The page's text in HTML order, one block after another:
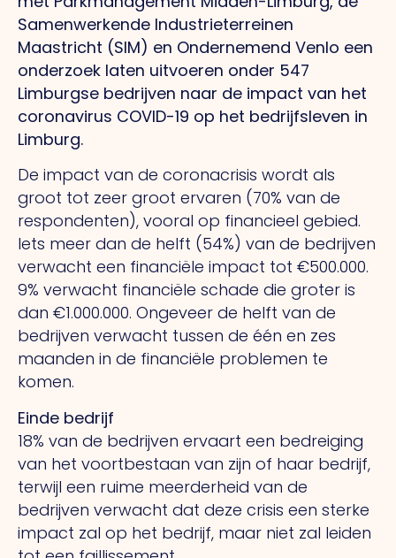
Samenwerkende Industrieterreinen
Maastricht (SIM) en Ondernemend Venlo een
onderzoek laten uitvoeren onder 547
Limburgse bedrijven naar de impact van het
coronavirus COVID-19 op het bedrijfsleven in
Limburg.
De impact van de coronacrisis wordt als
groot tot zeer groot ervaren (70% van de
respondenten), vooral op financieel gebied.
Iets meer dan de helft (54%) van de bedrijven
verwacht een financiële impact tot €500.000.
9% verwacht financiële schade die groter is
dan €1.000.000. Ongeveer de helft van de
bedrijven verwacht tussen de één en zes
maanden in de financiële problemen te
komen.
Einde bedrijf
18% van de bedrijven ervaart een bedreiging
van het voortbestaan van zijn of haar bedrijf,
terwijl een ruime meerderheid van de
bedrijven verwacht dat deze crisis een sterke
impact zal op het bedrijf, maar niet zal leiden